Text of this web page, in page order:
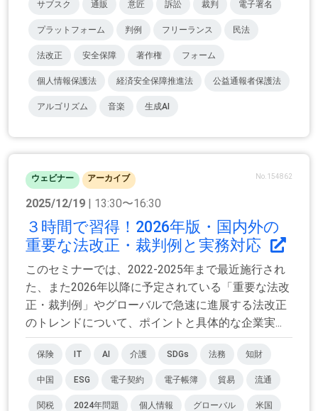
サブスク 通販 意匠 訴訟 裁判 電子署名
プラットフォーム 判例 フリーランス 民法
法改正 安全保障 著作権 フォーム
個人情報保護法 経済安全保障推進法 公益通報者保護法
アルゴリズム 音楽 生成AI
ウェビナー アーカイブ No.154862
2025/12/19 | 13:30〜16:30
３時間で習得！2026年版・国内外の
重要な法改正・裁判例と実務対応
このセミナーでは、2022-2025年まで最近施行され
た、また2026年以降に予定されている「重要な法改
正・裁判例」やグローバルで急速に進展する法改正
のトレンドについて、ポイントと具体的な企業実...
保険 IT AI 介護 SDGs 法務 知財
中国 ESG 電子契約 電子帳簿 貿易 流通
関税 2024年問題 個人情報 グローバル 米国